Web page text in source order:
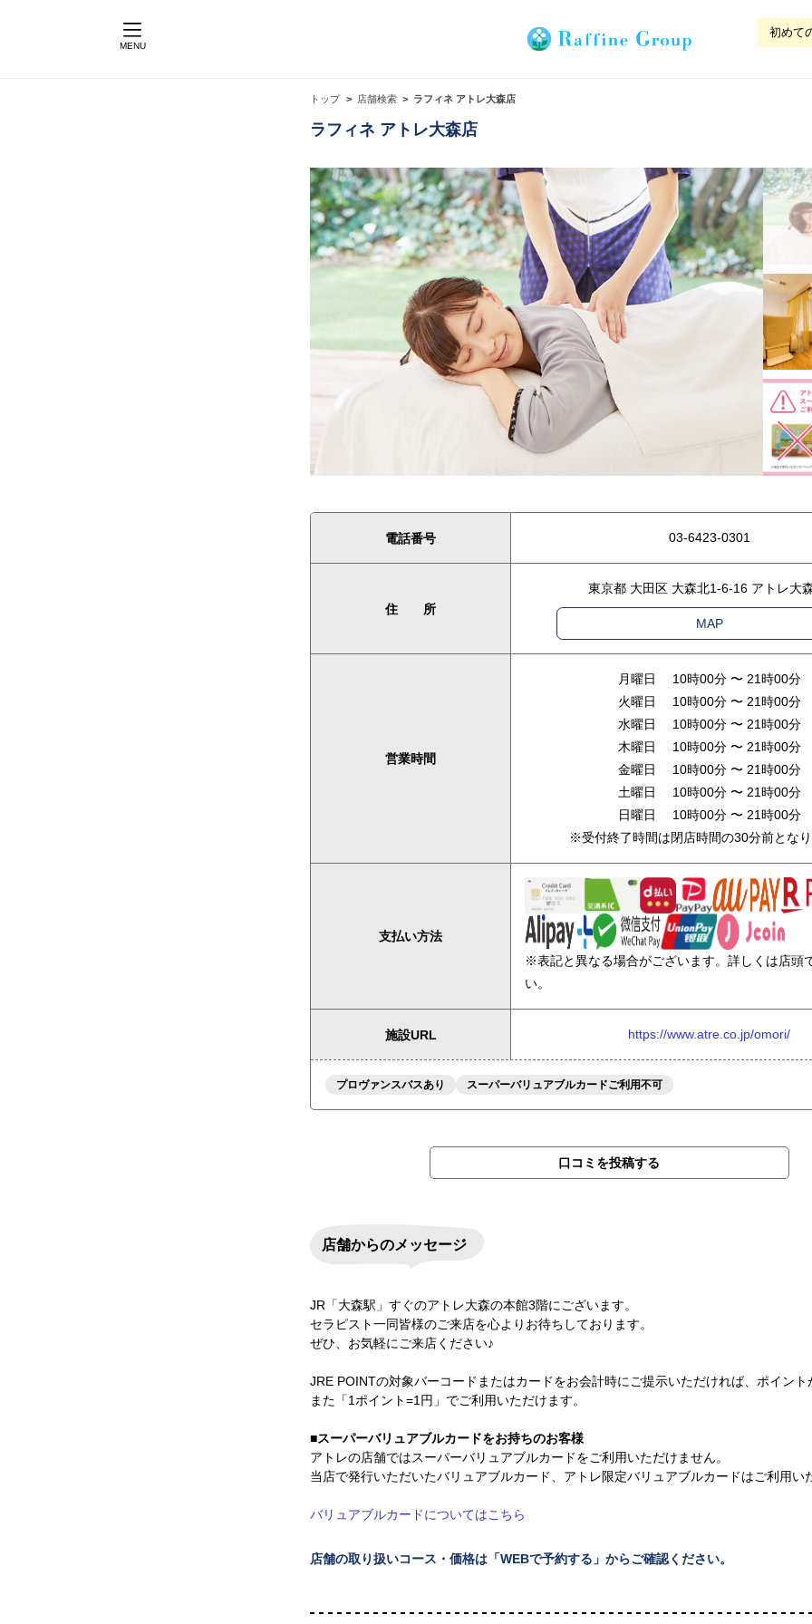
MENU
初めて
トップ 店舗検索 ラフィネ アトレ大森店
ラフィネ アトレ大森店
電話番号 03-6423-0301
住 所
東京都 大田区 大森北1-6-16 アトレ大
MAP
営業時間
月曜日 10時00分 〜 21時00分
火曜日 10時00分 〜 21時00分
水曜日 10時00分 〜 21時00分
木曜日 10時00分 〜 21時00分
金曜日 10時00分 〜 21時00分
土曜日 10時00分 〜 21時00分
日曜日 10時00分 〜 21時00分
※受付終了時間は閉店時間の30分前とな
支払い方法
※表記と異なる場合がございます。詳しくは店頭
い。
施設URL https://www.atre.co.jp/omori/
プロヴァンスバスあり スーパーバリュアブルカードご利用不可
口コミを投稿する
店舗からのメッセージ
JR「大森駅」すぐのアトレ大森の本館3階にございます。
セラピスト一同皆様のご来店を心よりお待ちしております。
ぜひ、お気軽にご来店ください♪
JRE POINTの対象バーコードまたはカードをお会計時にご提示いただければ、ポイント
また「1ポイント=1円」でご利用いただけます。
■スーパーバリュアブルカードをお持ちのお客様
アトレの店舗ではスーパーバリュアブルカードをご利用いただけません。
当店で発行いただいたバリュアブルカード、アトレ限定バリュアブルカードはご利用い
バリュアブルカードについてはこちら
店舗の取り扱いコース・価格は「WEBで予約する」からご確認ください。